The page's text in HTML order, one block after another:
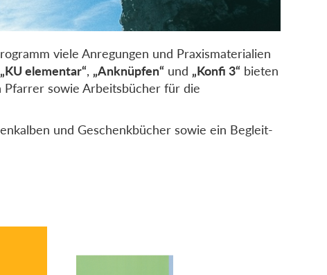
viele Anregungen und Praxismaterialien
„KU elementar“, „Anknüpfen“ und „Konfi 3“ bieten
Pfarrer sowie Arbeitsbücher für die
und Geschenkbücher sowie ein Begleit-